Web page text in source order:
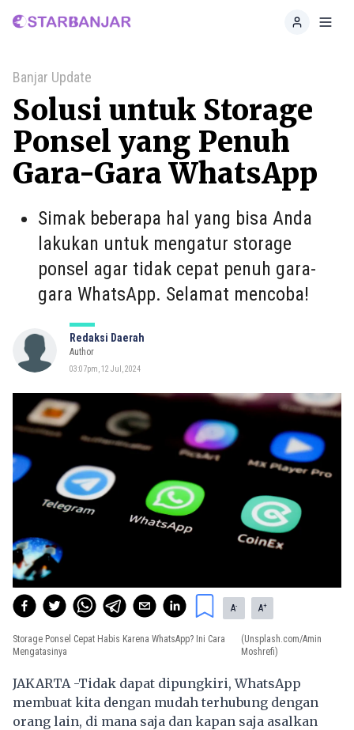
Home
Banjar Update
Solusi untuk Storage
Ponsel yang Penuh
Gara-Gara WhatsApp
Simak beberapa hal yang bisa Anda
lakukan untuk mengatur storage
ponsel agar tidak cepat penuh gara-
gara WhatsApp. Selamat mencoba!
Redaksi Daerah
Author
03:07pm, 12 Jul, 2024
A- A+
Storage Ponsel Cepat Habis Karena WhatsApp? Ini Cara
Mengatasinya
(Unsplash.com/Amin
Moshrefi)
JAKARTA -Tidak dapat dipungkiri, WhatsApp
membuat kita dengan mudah terhubung dengan
orang lain, di mana saja dan kapan saja asalkan